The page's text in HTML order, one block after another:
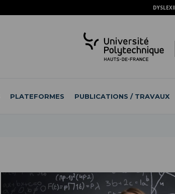
PLATEFORMES PUBLICATIONS / TRAVAUX